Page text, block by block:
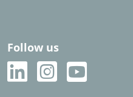
Follow us